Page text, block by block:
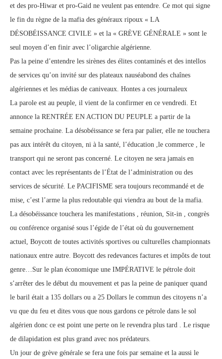
et des pro-Hiwar et pro-Gaid ne veulent pas entendre. Ce mot qui signe
le fin du règne de la mafia des généraux ripoux « LA
DÉSOBÉISSANCE CIVILE » et la « GRÈVE GÉNÉRALE » sont le
seul moyen d’en finir avec l’oligarchie algérienne.
Pas la peine d’entendre les sirènes des élites contaminés et des intellos
de services qu’on invité sur des plateaux nauséabond des chaînes
algériennes et les médias de caniveaux. Hontes a ces journaleux
La parole est au peuple, il vient de la confirmer en ce vendredi. Et
annonce la RENTRÉE EN ACTION DU PEUPLE a partir de la
semaine prochaine. La désobéissance se fera par palier, elle ne touchera
pas aux intérêt du citoyen, ni à la santé, l’éducation ,le commerce , le
transport qui ne seront pas concerné. Le citoyen ne sera jamais en
contact avec les représentants de l’État de l’administration ou des
services de sécurité. Le PACIFISME sera toujours recommandé et de
mise, c’est l’arme la plus redoutable qui viendra au bout de la mafia.
La désobéissance touchera les manifestations , réunion, Sit-in , congrès
ou conférence organisé sous l’égide de l’état où du gouvernement
actuel, Boycott de toutes activités sportives ou culturelles championnats
nationaux entre autre. Boycott des redevances factures et impôts de tout
genre…Sur le plan économique une IMPÉRATIVE le pétrole doit
s’arrêter des le début du mouvement et pas la peine de paniquer quand
le baril était a 135 dollars ou a 25 Dollars le commun des citoyens n’a
vu que du feu et dites vous que nous gardons ce pétrole dans le sol
algérien donc ce est point une perte on le revendra plus tard . Le risque
de dilapidation est plus grand avec nos prédateurs.
Un jour de grève générale se fera une fois par semaine et la aussi le